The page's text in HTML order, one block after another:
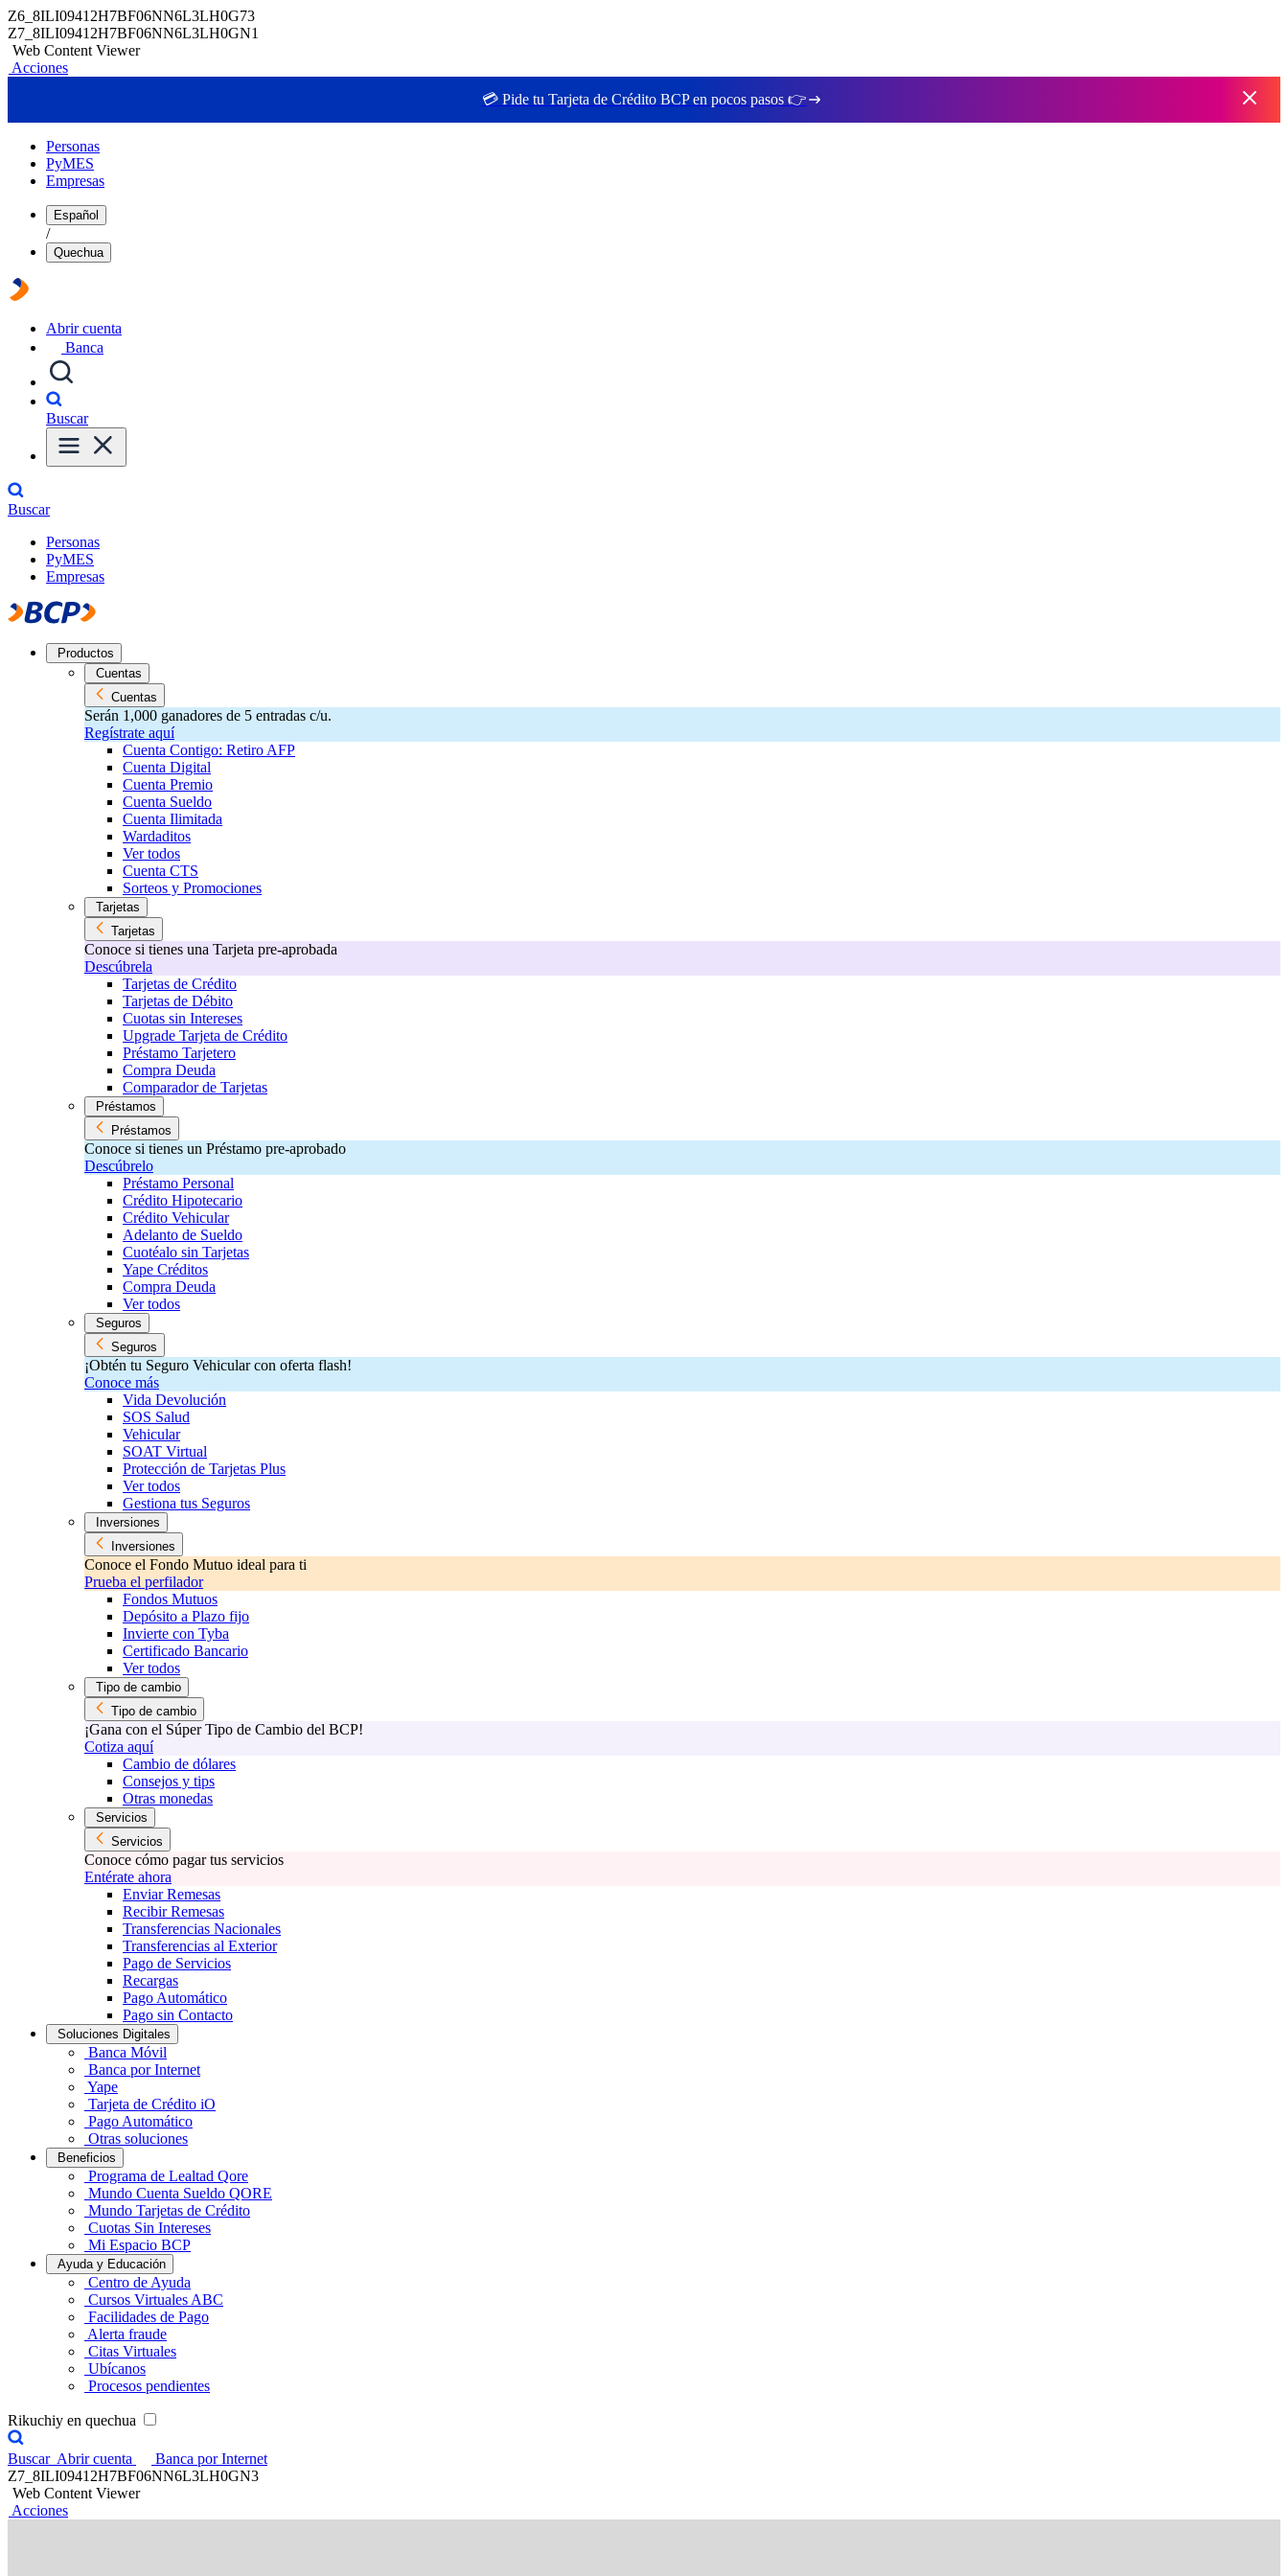
Z6_8ILI09412H7BF06NN6L3LH0G73
Z7_8ILI09412H7BF06NN6L3LH0GN1
Web Content Viewer
Acciones
💳 Pide tu Tarjeta de Crédito BCP en pocos pasos 👉
Personas
PyMES
Empresas
Español
/
Quechua
Abrir cuenta
Banca
Buscar
Buscar
Personas
PyMES
Empresas
Productos
Cuentas
Cuentas
Serán 1,000 ganadores de 5 entradas c/u.
Regístrate aquí
Cuenta Contigo: Retiro AFP
Cuenta Digital
Cuenta Premio
Cuenta Sueldo
Cuenta Ilimitada
Wardaditos
Ver todos
Cuenta CTS
Sorteos y Promociones
Tarjetas
Tarjetas
Conoce si tienes una Tarjeta pre-aprobada
Descúbrela
Tarjetas de Crédito
Tarjetas de Débito
Cuotas sin Intereses
Upgrade Tarjeta de Crédito
Préstamo Tarjetero
Compra Deuda
Comparador de Tarjetas
Préstamos
Préstamos
Conoce si tienes un Préstamo pre-aprobado
Descúbrelo
Préstamo Personal
Crédito Hipotecario
Crédito Vehicular
Adelanto de Sueldo
Cuotéalo sin Tarjetas
Yape Créditos
Compra Deuda
Ver todos
Seguros
Seguros
¡Obtén tu Seguro Vehicular con oferta flash!
Conoce más
Vida Devolución
SOS Salud
Vehicular
SOAT Virtual
Protección de Tarjetas Plus
Ver todos
Gestiona tus Seguros
Inversiones
Inversiones
Conoce el Fondo Mutuo ideal para ti
Prueba el perfilador
Fondos Mutuos
Depósito a Plazo fijo
Invierte con Tyba
Certificado Bancario
Ver todos
Tipo de cambio
Tipo de cambio
¡Gana con el Súper Tipo de Cambio del BCP!
Cotiza aquí
Cambio de dólares
Consejos y tips
Otras monedas
Servicios
Servicios
Conoce cómo pagar tus servicios
Entérate ahora
Enviar Remesas
Recibir Remesas
Transferencias Nacionales
Transferencias al Exterior
Pago de Servicios
Recargas
Pago Automático
Pago sin Contacto
Soluciones Digitales
Banca Móvil
Banca por Internet
Yape
Tarjeta de Crédito iO
Pago Automático
Otras soluciones
Beneficios
Programa de Lealtad Qore
Mundo Cuenta Sueldo QORE
Mundo Tarjetas de Crédito
Cuotas Sin Intereses
Mi Espacio BCP
Ayuda y Educación
Centro de Ayuda
Cursos Virtuales ABC
Facilidades de Pago
Alerta fraude
Citas Virtuales
Ubícanos
Procesos pendientes
Rikuchiy en quechua
Buscar Abrir cuenta
Banca por Internet
Z7_8ILI09412H7BF06NN6L3LH0GN3
Web Content Viewer
Acciones